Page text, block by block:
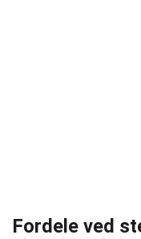
Fordele ved